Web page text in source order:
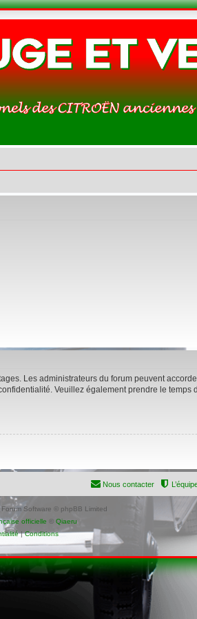
Les administrateurs du forum peuvent
Veuillez également prendre le
Nous contacter
Software © phpBB Limited
officielle © Qiaeru
|Conditions